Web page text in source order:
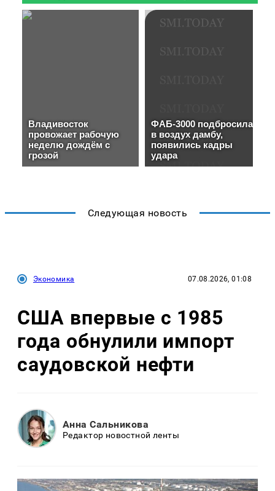
Следующая новость
Экономика 07.08.2026, 01:08
США впервые с 1985
года обнулили импорт
саудовской нефти
Анна Сальникова
Редактор новостной ленты